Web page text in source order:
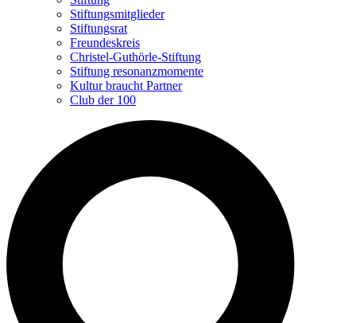
Stiftungsmitglieder
Stiftungsrat
Freundeskreis
Christel-Guthörle-Stiftung
Stiftung resonanzmomente
Kultur braucht Partner
Club der 100